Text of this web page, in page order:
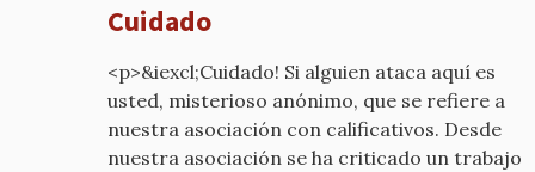
mcyp-
old
Cuidado
<p>&iexcl;Cuidado! Si alguien ataca aquí es
usted, misterioso anónimo, que se refiere a
nuestra asociación con calificativos. Desde
nuestra asociación se ha criticado un trabajo